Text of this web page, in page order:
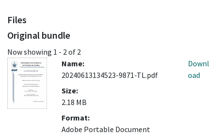
Files
Original bundle
Now showing 1 - 2 of 2
Name:
20240613134523-9871-TL.pdf
Size:
2.18 MB
Format:
Adobe Portable Document
Downl
oad